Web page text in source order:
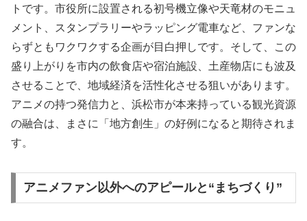
トです。市役所に設置される初号機立像や天竜材のモニュ
メント、スタンプラリーやラッピング電車など、ファンな
らずともワクワクする企画が目白押しです。そして、この
盛り上がりを市内の飲食店や宿泊施設、土産物店にも波及
させることで、地域経済を活性化させる狙いがあります。
アニメの持つ発信力と、浜松市が本来持っている観光資源
の融合は、まさに「地方創生」の好例になると期待されま
す。
アニメファン以外へのアピールと“まちづくり”